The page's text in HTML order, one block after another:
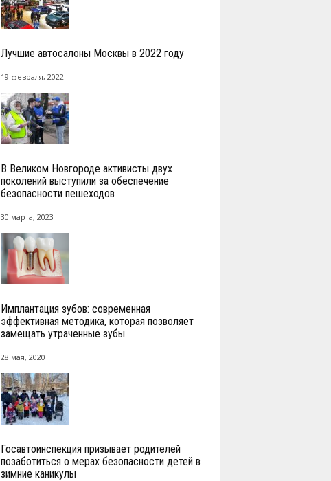
Лучшие автосалоны Москвы в 2022 году
19 февраля, 2022
В Великом Новгороде активисты двух
поколений выступили за обеспечение
безопасности пешеходов
30 марта, 2023
Имплантация зубов: современная
эффективная методика, которая позволяет
замещать утраченные зубы
28 мая, 2020
Госавтоинспекция призывает родителей
позаботиться о мерах безопасности детей в
зимние каникулы